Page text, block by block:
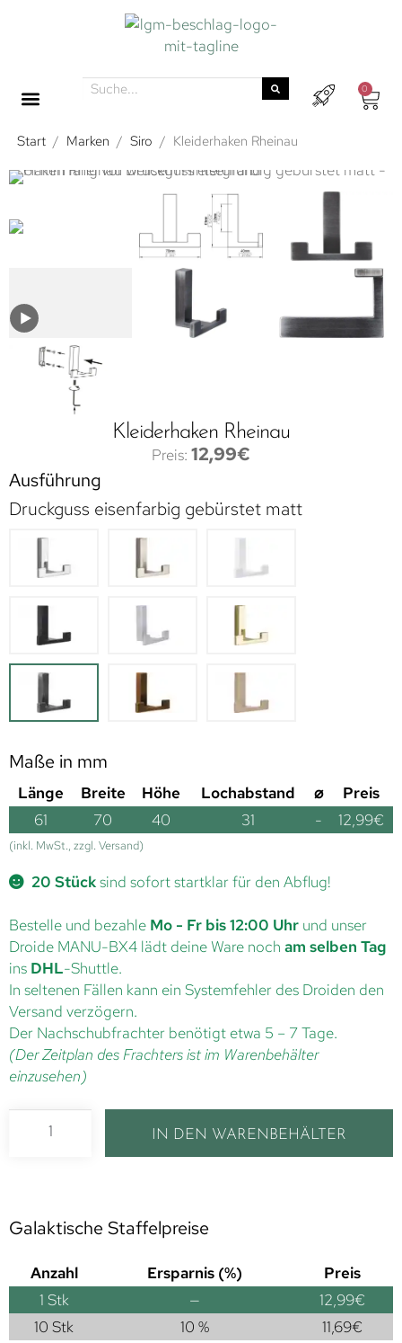
0
Start / Marken / Siro / Kleiderhaken Rheinau
Kleiderhaken Rheinau
12,99€
Ausführung
Druckguss eisenfarbig gebürstet matt
Maße in mm
Länge Breite Höhe Lochabstand ⌀
Preis
61
70 40 31 - 12,99€
(inkl. MwSt., zzgl. Versand)
20 Stücksind sofort startklar für den Abflug!
Bestelle und bezahle Mo - Fr bis 12:00 Uhr und unser
Droide MANU-BX4 lädt deine Ware noch am selben Tag
ins DHL-Shuttle.
In seltenen Fällen kann ein Systemfehler des Droiden den
Versand verzögern.
Der Nachschubfrachter benötigt etwa 5 – 7 Tage.
(Der Zeitplan des Frachters ist im Warenbehälter
einzusehen)
IN DEN WARENBEHÄLTER
Galaktische Staffelpreise
Anzahl Ersparnis (%)
Preis
1 Stk — 12,99€
10 Stk
10 % 11,69€